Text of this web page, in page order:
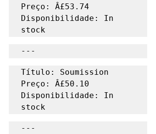
Preço: Â£53.74
Disponibilidade: In
stock
---
Título: Soumission
Preço: Â£50.10
Disponibilidade: In
stock
---